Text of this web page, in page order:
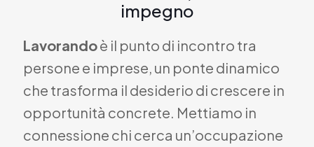
impegno
Lavorandoè il punto di incontro tra
persone e imprese, un ponte dinamico
che trasforma il desiderio di crescere in
opportunità concrete. Mettiamo in
connessione chi cerca un’occupazione